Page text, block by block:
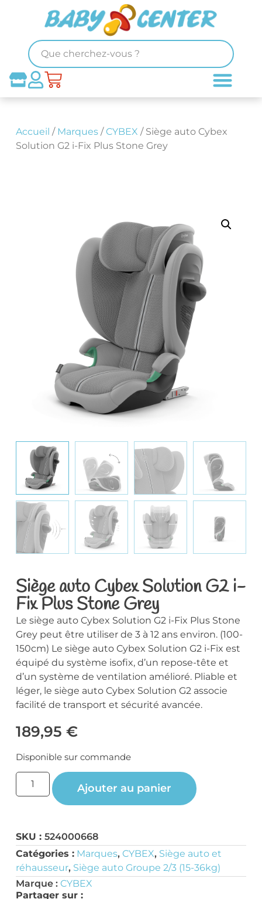
Accueil / Marques/CYBEX / Siège auto Cybex
Solution G2 i-Fix Plus Stone Grey
Siège auto Cybex Solution G2 i-
Fix Plus Stone Grey
Le siège auto Cybex Solution G2 i-Fix Plus Stone
Grey peut être utiliser de 3 à 12 ans environ. (100-
150cm) Le siège auto Cybex Solution G2 i-Fix est
équipé du système isofix, d’un repose-tête et
d’un système de ventilation amélioré. Pliable et
léger, le siège auto Cybex Solution G2 associe
facilité de transport et sécurité avancée.
189,95 €
Disponible sur commande
Ajouter au panier
SKU : 524000668
Catégories : Marques, CYBEX, Siège auto et
réhausseur, Siège auto Groupe 2/3 (15-36kg)
Marque : CYBEX
Partager sur :